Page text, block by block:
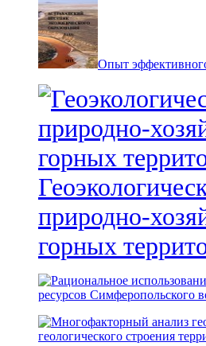
Опыт
природно-
горных
ресурсов Симферопольского
геологического строения